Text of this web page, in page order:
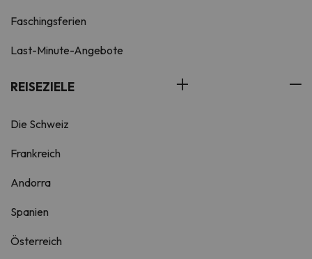
Faschingsferien
Last-Minute-Angebote
REISEZIELE
Die Schweiz
Frankreich
Andorra
Spanien
Österreich